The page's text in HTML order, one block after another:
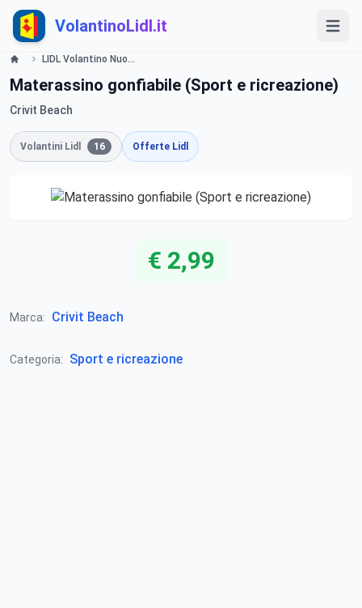
VolantinoLidl.it
LIDL Volantino Nuoto Crivit Beach - al mare valide dal 10 Luglio 2014 Lidl
Materassino gonfiabile (Sport e ricreazione)
Crivit Beach
Volantini Lidl 16 Offerte Lidl
€ 2,99
Marca: Crivit Beach
Categoria: Sport e ricreazione